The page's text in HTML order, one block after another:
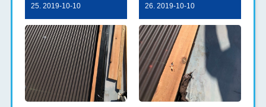
25. 2019-10-10 26. 2019-10-10